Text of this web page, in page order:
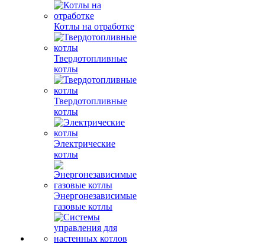
Котлы на отработке
Твердотопливные
котлы
Твердотопливные
котлы
Электрические
котлы
Энергонезависимые
газовые котлы